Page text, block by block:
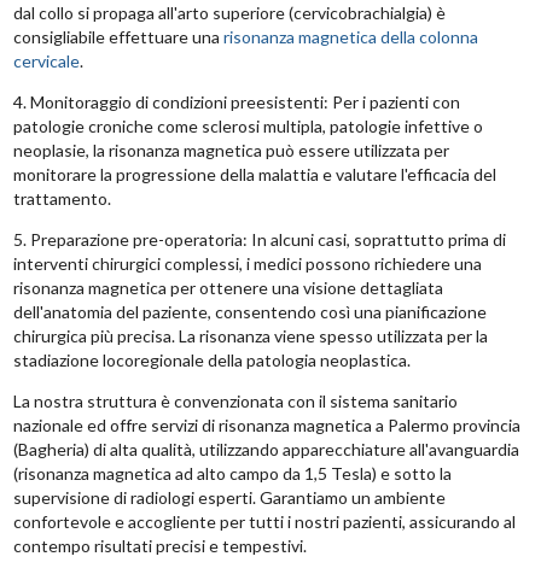
dal collo si propaga all'arto superiore (cervicobrachialgia) è
consigliabile effettuare una risonanza magnetica della colonna
cervicale.
4. Monitoraggio di condizioni preesistenti: Per i pazienti con
patologie croniche come sclerosi multipla, patologie infettive o
neoplasie, la risonanza magnetica può essere utilizzata per
monitorare la progressione della malattia e valutare l'efficacia del
trattamento.
5. Preparazione pre-operatoria: In alcuni casi, soprattutto prima di
interventi chirurgici complessi, i medici possono richiedere una
risonanza magnetica per ottenere una visione dettagliata
dell'anatomia del paziente, consentendo così una pianificazione
chirurgica più precisa. La risonanza viene spesso utilizzata per la
stadiazione locoregionale della patologia neoplastica.
La nostra struttura è convenzionata con il sistema sanitario
nazionale ed offre servizi di risonanza magnetica a Palermo provincia
(Bagheria) di alta qualità, utilizzando apparecchiature all'avanguardia
(risonanza magnetica ad alto campo da 1,5 Tesla) e sotto la
supervisione di radiologi esperti. Garantiamo un ambiente
confortevole e accogliente per tutti i nostri pazienti, assicurando al
contempo risultati precisi e tempestivi.